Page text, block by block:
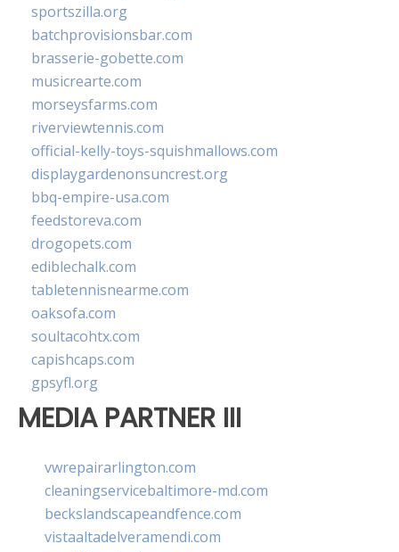
sportszilla.org
batchprovisionsbar.com
brasserie-gobette.com
musicrearte.com
morseysfarms.com
riverviewtennis.com
official-kelly-toys-squishmallows.com
displaygardenonsuncrest.org
bbq-empire-usa.com
feedstoreva.com
drogopets.com
ediblechalk.com
tabletennisnearme.com
oaksofa.com
soultacohtx.com
capishcaps.com
gpsyfl.org
MEDIA PARTNER III
vwrepairarlington.com
cleaningservicebaltimore-md.com
beckslandscapeandfence.com
vistaaltadelveramendi.com